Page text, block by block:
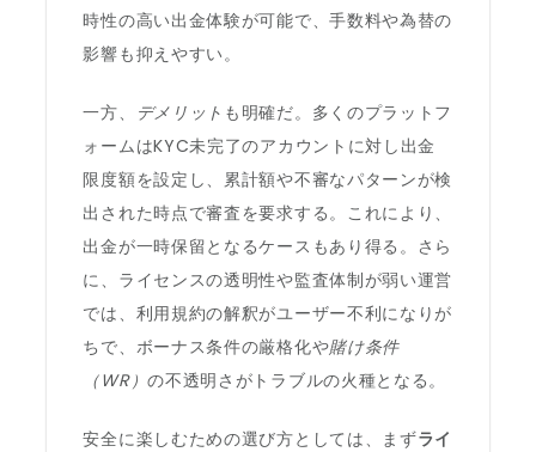
時性の高い出金体験が可能で、手数料や為替の
影響も抑えやすい。
一方、 デメリット も明確だ。多くのプラットフ
ォームはKYC未完了のアカウントに対し出金
限度額を設定し、累計額や不審なパターンが検
出された時点で審査を要求する。これにより、
出金が一時保留となるケースもあり得る。さら
に、ライセンスの透明性や監査体制が弱い運営
では、利用規約の解釈がユーザー不利になりが
ちで、ボーナス条件の厳格化や賭け条件
（WR）の不透明さがトラブルの火種となる。
安全に楽しむための選び方としては、まずライ